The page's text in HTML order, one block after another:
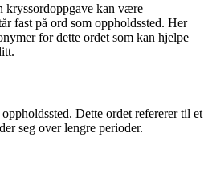
kryssordoppgave kan være
fast på ord som oppholdssted. Her
for dette ordet som kan hjelpe
Dette ordet refererer til et
seg over lengre perioder.